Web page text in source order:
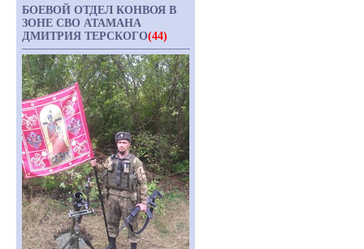
БОЕВОЙ ОТДЕЛ КОНВОЯ В
ЗОНЕ СВО АТАМАНА
ДМИТРИЯ ТЕРСКОГО(44)